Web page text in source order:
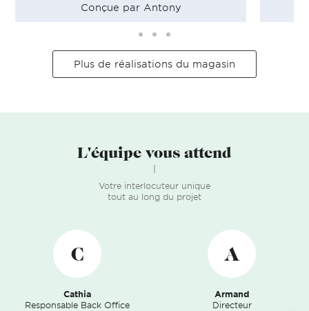
Conçue par Antony
Plus de réalisations du magasin
L'équipe vous attend
Votre interlocuteur unique
tout au long du projet
C
Cathia
Responsable Back Office
A
Armand
Directeur